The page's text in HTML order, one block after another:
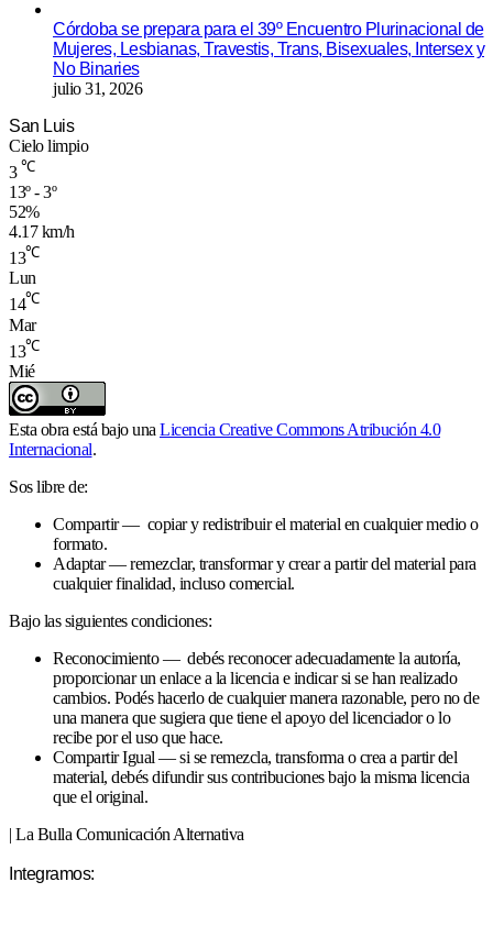
Córdoba se prepara para el 39º Encuentro Plurinacional de
Mujeres, Lesbianas, Travestis, Trans, Bisexuales, Intersex y
No Binaries
julio 31, 2026
San Luis
Cielo limpio
3 ℃
13º - 3º
52%
4.17 km/h
13℃
Lun
14℃
Mar
13℃
Mié
Esta obra está bajo una Licencia Creative Commons Atribución 4.0
Internacional.
Sos libre de:
Compartir — copiar y redistribuir el material en cualquier medio o
formato.
Adaptar — remezclar, transformar y crear a partir del material para
cualquier finalidad, incluso comercial.
Bajo las siguientes condiciones:
Reconocimiento — debés reconocer adecuadamente la autoría,
proporcionar un enlace a la licencia e indicar si se han realizado
cambios. Podés hacerlo de cualquier manera razonable, pero no de
una manera que sugiera que tiene el apoyo del licenciador o lo
recibe por el uso que hace.
Compartir Igual — si se remezcla, transforma o crea a partir del
material, debés difundir sus contribuciones bajo la misma licencia
que el original.
| La Bulla Comunicación Alternativa
Integramos: